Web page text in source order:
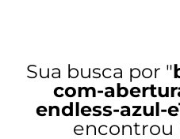
com-
endless-azul-